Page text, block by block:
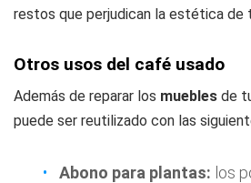
restos que perjudican la estética de
Otros usos del café usado
Además de reparar los muebles de
puede ser reutilizado con las
Abono para plantas: los